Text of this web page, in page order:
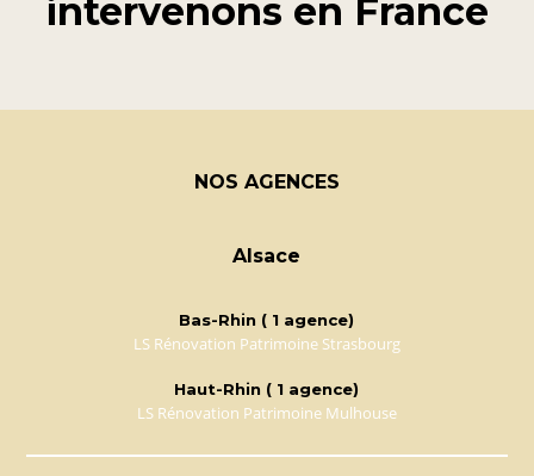
intervenons en France
NOS AGENCES
Alsace
Bas-Rhin ( 1 agence)
LS Rénovation Patrimoine Strasbourg
Haut-Rhin ( 1 agence)
LS Rénovation Patrimoine Mulhouse